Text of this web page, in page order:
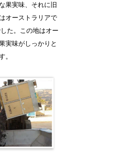
果実味、それに旧
オーストラリアで
た。この地はオー
実味がしっかりと
。